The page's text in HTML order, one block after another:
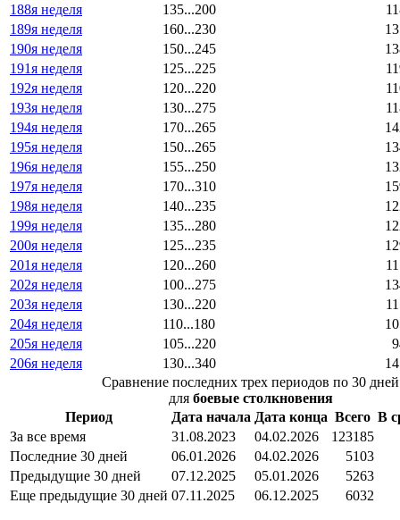
188я неделя
135...200
189я неделя
160...230
190я неделя
150...245
191я неделя
125...225
192я неделя
120...220
193я неделя
130...275
194я неделя
170...265
195я неделя
150...265
196я неделя
155...250
197я неделя
170...310
198я неделя
140...235
199я неделя
135...280
200я неделя
125...235
201я неделя
120...260
202я неделя
100...275
203я неделя
130...220
204я неделя
110...180
205я неделя
105...220
206я неделя
130...340
Сравнение последних трех периодов по 30 дней
для боевые столкновения
Период
Дата начала Дата конца Всего В
За все время
31.08.2023 04.02.2026
123185
Последние 30 дней
06.01.2026 04.02.2026
5103
Предыдущие 30 дней
07.12.2025 05.01.2026
5263
Еще предыдущие 30 дней 07.11.2025 06.12.2025 6032